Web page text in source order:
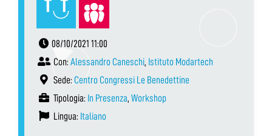
08/10/2021 11:00
Con: Alessandro Caneschi, Istituto Modartech
Sede: Centro Congressi Le Benedettine
Tipologia: In Presenza, Workshop
Lingua: Italiano